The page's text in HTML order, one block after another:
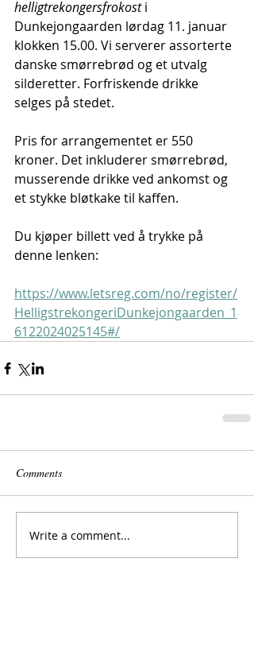
helligtrekongersfrokost i
Dunkejongaarden lørdag 11. januar
klokken 15.00. Vi serverer assorterte
danske smørrebrød og et utvalg
silderetter. Forfriskende drikke
selges på stedet.
Pris for arrangementet er 550
kroner. Det inkluderer smørrebrød,
musserende drikke ved ankomst og
et stykke bløtkake til kaffen.
Du kjøper billett ved å trykke på
denne lenken:
https://www.letsreg.com/no/register/
HelligstrekongeriDunkejongaarden_1
6122024025145#/
Comments
Write a comment...